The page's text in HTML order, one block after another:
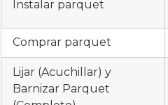
Instalar parquet
Comprar parquet
Lijar (Acuchillar) y
Barnizar Parquet